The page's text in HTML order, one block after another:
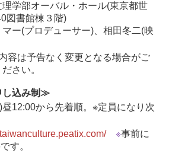
学部オーバル・ホール(東京都世
図書館棟３階)
ー(プロデューサー)、相田冬二(映
容は予告なく変更となる場合がご
さい。
し込み制≫
12:00から先着順。※定員になり次
※事前に
す。